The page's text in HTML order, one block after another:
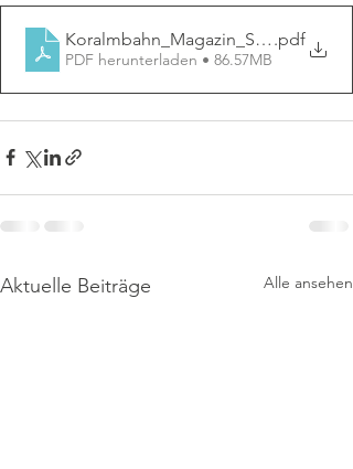
.pdf
PDF herunterladen • 86.57MB
Aktuelle Beiträge Alle ansehen